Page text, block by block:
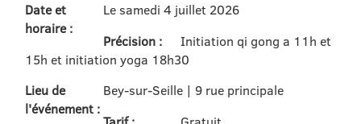
Date et
horaire :
Le samedi 4 juillet 2026
Précision :
Initiation qi gong a 11h et
15h et initiation yoga 18h30
Lieu de
l'événement :
Bey-sur-Seille | 9 rue principale